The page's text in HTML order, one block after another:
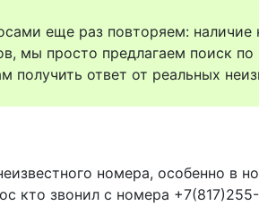
еще раз повторяем:
мы просто предлагаем поиск
ответ от реальных
номера, особенно в
кто звонил с номера